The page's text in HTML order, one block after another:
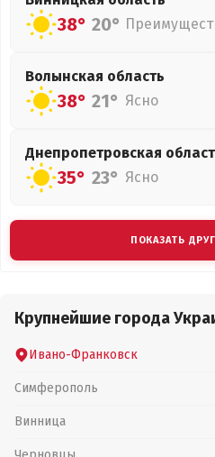
38° 20°
Волынская область
38° 21° Ясно
Днепропетровская
35° 23° Ясно
ПОКАЗАТЬ
Крупнейшие города
Ивано-Франковск
Симферополь
Винница